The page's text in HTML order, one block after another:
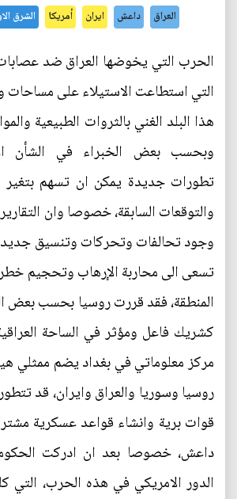
العراق داعش ايران أمريكا الشرق
الحرب التي يخوضها العراق ضد
التي استطاعت الاستيلاء على
هذا البلد الغني بالثروات الطبيعية
وبحسب بعض الخبراء في الشأن
تطورات جديدة يمكن ان تسهم بتغير
والتوقعات السابقة، خصوصا وان
وجود تحالفات وتحركات وتنسيق
تسعى الى محاربة الإرهاب وتحجيم
المنطقة، فقد قررت روسيا بحسب بعض
كشريك فاعل ومؤثر في الساحة
مركز معلوماتي في بغداد يضم ممثلي
روسيا وسوريا والعراق وايران، قد
قوات برية وانشاء قواعد عسكرية
داعش، خصوصا بعد ان ادركت
الدور الامريكي في هذه الحرب، التي